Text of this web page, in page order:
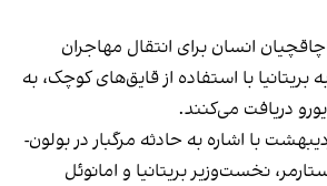
انسان برای انتقال مهاجران
بریتانیا با استفاده از قایق‌های کوچک، به
دریافت می‌کنند.
رویترز ۲۹ اردیبهشت با اشاره به حادثه مرگبار در بولون-
نخست‌وزیر بریتانیا و امانوئل